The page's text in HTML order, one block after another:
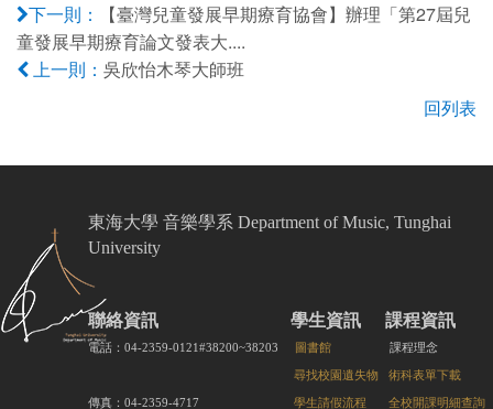
下一則：
【臺灣兒童發展早期療育協會】辦理「第27屆兒
童發展早期療育論文發表大....
上一則： 吳欣怡木琴大師班
回列表
東海大學 音樂學系 Department of Music, Tunghai
University
聯絡資訊
電話：04-2359-0121#38200~38203
傳真：04-2359-4717
學生資訊
圖書館
尋找校園遺失物
學生請假流程
課程資訊
課程理念
術科表單下載
全校開課明細查詢